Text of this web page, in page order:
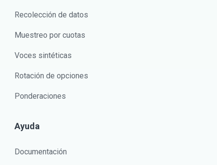
Recolección de datos
Muestreo por cuotas
Voces sintéticas
Rotación de opciones
Ponderaciones
Ayuda
Documentación